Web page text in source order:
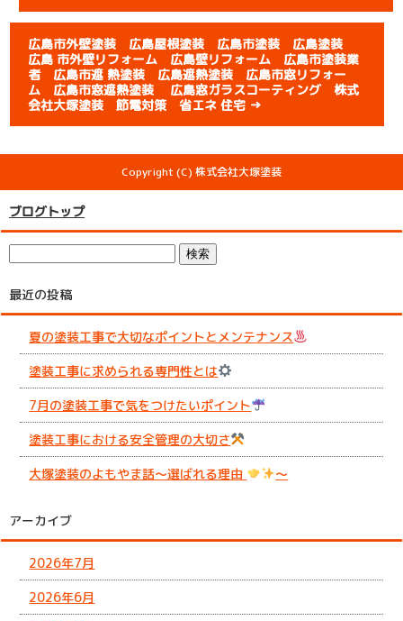
広島市外壁塗装 広島屋根塗装 広島市塗装 広島塗装
広島 市外壁リフォーム 広島壁リフォーム 広島市塗装業
者 広島市遮 熱塗装 広島遮熱塗装 広島市窓リフォー
ム 広島市窓遮熱塗装 広島窓ガラスコーティング 株式
会社大塚塗装 節電対策 省エネ 住宅 →
Copyright (C) 株式会社大塚塗装
ブログトップ
最近の投稿
夏の塗装工事で大切なポイントとメンテナンス
塗装工事に求められる専門性とは
7月の塗装工事で気をつけたいポイント
塗装工事における安全管理の大切さ
大塚塗装のよもやま話～選ばれる理由
～
アーカイブ
2026年7月
2026年6月